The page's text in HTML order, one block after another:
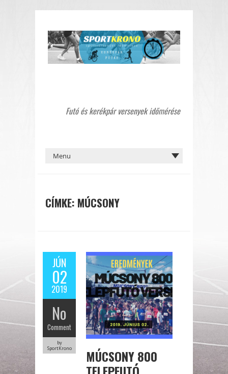
Futó és kerékpár versenyek időmérése
CÍMKE: MÚCSONY
JÚN
02
2019
No
Comment
by
SportKrono
MÚCSONY 800